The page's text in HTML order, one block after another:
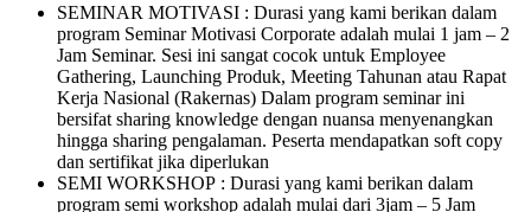
SEMINAR MOTIVASI : Durasi yang kami berikan dalam
program Seminar Motivasi Corporate adalah mulai 1 jam – 2
Jam Seminar. Sesi ini sangat cocok untuk Employee
Gathering, Launching Produk, Meeting Tahunan atau Rapat
Kerja Nasional (Rakernas) Dalam program seminar ini
bersifat sharing knowledge dengan nuansa menyenangkan
hingga sharing pengalaman. Peserta mendapatkan soft copy
dan sertifikat jika diperlukan
SEMI WORKSHOP : Durasi yang kami berikan dalam
program semi workshop adalah mulai dari 3jam – 5 Jam